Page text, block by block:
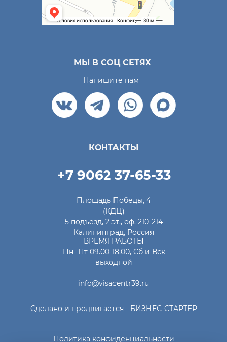
Сделано и продвигается - БИЗНЕС-СТАРТЕР
Политика конфиденциальности
МЫ В СОЦ СЕТЯХ
КОНТАКТЫ
Напишите нам
+7 9062 37-65-33
Площадь Победы, 4
(КДЦ)
5 подъезд, 2 эт., оф. 210-214
Калининград, Россия
ВРЕМЯ РАБОТЫ
Пн- Пт 09.00-18.00, Сб и Вск
выходной
info@visacentr39.ru